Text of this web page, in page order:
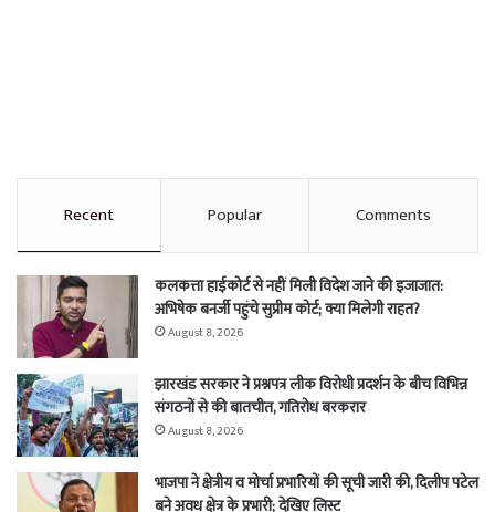
Recent Popular Comments
कलकत्ता हाईकोर्ट से नहीं मिली विदेश जाने की इजाजात:
अभिषेक बनर्जी पहुंचे सुप्रीम कोर्ट; क्या मिलेगी राहत?
August 8, 2026
झारखंड सरकार ने प्रश्नपत्र लीक विरोधी प्रदर्शन के बीच विभिन्न
संगठनों से की बातचीत, गतिरोध बरकरार
August 8, 2026
भाजपा ने क्षेत्रीय व मोर्चा प्रभारियों की सूची जारी की, दिलीप पटेल
बने अवध क्षेत्र के प्रभारी; देखिए लिस्ट